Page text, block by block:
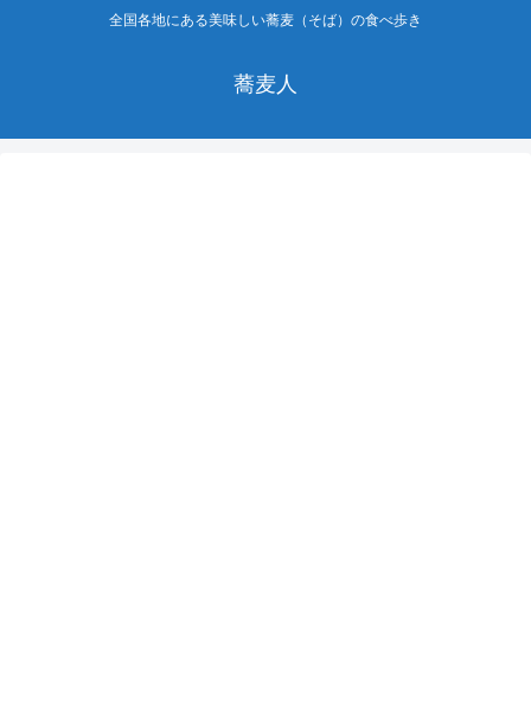
全国各地にある美味しい蕎麦（そば）の食べ歩き
蕎麦人